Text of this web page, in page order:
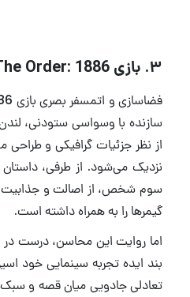
۳. بازی The Order: 1886
سازنده با وسواسی ستودنی، لندن
از نظر جزئیات گرافیکی و طراحی
نزدیک می‌شود. از طرفی،
گیمرها را به همراه داشته است.
اما روایت این محاسن، درست در
تعادلی جادویی میان قصه و سبک